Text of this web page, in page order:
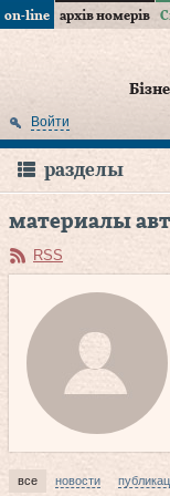
on-line архів номерів
Войти
разделы
материалы
RSS
все новости